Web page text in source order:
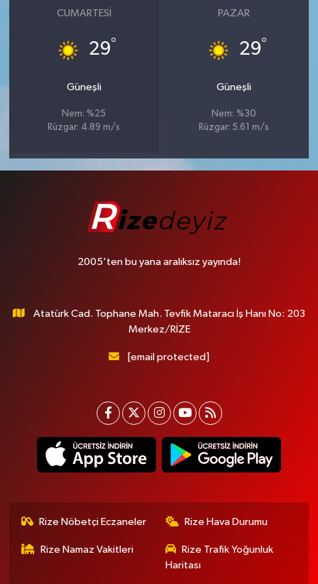
CUMARTESI
29°
Güneşli
Nem: %25
Rüzgar: 4.89 m/s
PAZAR
29°
Güneşli
Nem: %30
Rüzgar: 5.61 m/s
2005'ten bu yana aralıksız yayında!
Atatürk Cad. Tophane Mah. Tevfik Mataracı İş Hanı No: 203
Merkez/RİZE
[email protected]
Rize Nöbetçi Eczaneler Rize Hava Durumu
Rize Namaz Vakitleri
Rize Trafik Yoğunluk
Haritası